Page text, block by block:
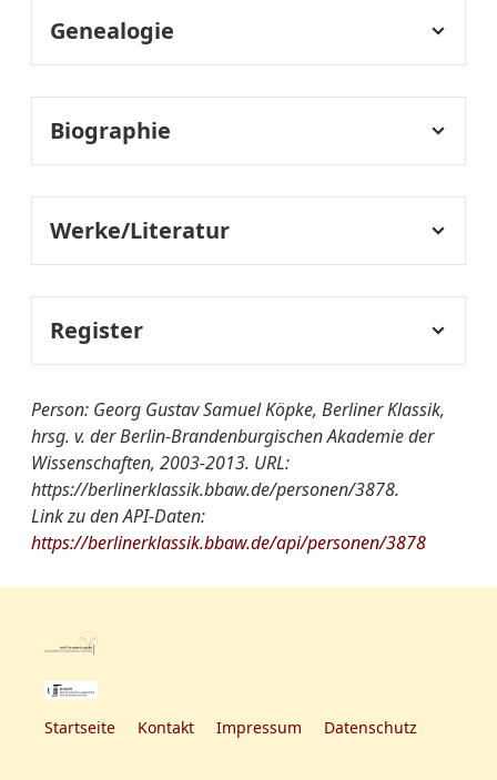
Genealogie
Genealogie:
Ehefrau: Henriette,
August 1802)
Biographie
Lebenslauf:
1773
Georg Gustav Samuel
Köpke wird am 4. Oktober
in Medow bei Anklam
geboren.
Halle.
Entsagt diesem Fach; Dr.
der Philosophie.
1793
Köpke wird Lehrer am
Gymnasium.
Kloster; später Mitdirektor.
Werke/Literatur
Auswahlbibliographie
Sekundärliteratur:
Nekrolog des Directors
Georg Gustav Samuel
Köpke
Register
Pädagogik
Institutionsregister:
Berlinisch-Cöllnisches
Gymnasium
Gymnasium zum
Gruppen/Vereinigungen-
Register:
Person: Georg Gustav Samuel Köpke, Berliner Klassik,
hrsg. v. der Berlin-Brandenburgischen Akademie der
Wissenschaften, 2003-2013. URL:
https://berlinerklassik.bbaw.de/personen/3878.
Link zu den API-Daten:
https://berlinerklassik.bbaw.de/api/personen/3878
Startseite Kontakt Impressum Datenschutz